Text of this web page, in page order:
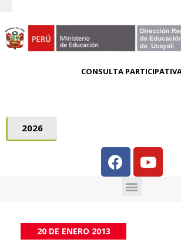
CONSULTA
2026
20 DE ENERO 2013